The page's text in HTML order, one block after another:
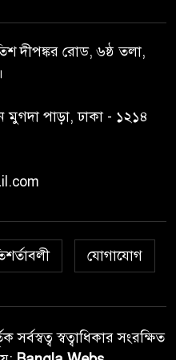
পর্যায়ে, দ্রুত চার্জশিট
মধ্যে ঢাকাসহ ১০ অঞ্চলে
পূর্বাভাস
সঙ্গে দেখা করে স্বপ্নপূরণ
রাষ্ট্রপতি নির্বাচন,
দীপঙ্কর রোড, ৬ষ্ঠ তলা,
মুগদা পাড়া, ঢাকা - ১২১৪
যোগাযোগ
স্বত্বাধিকার সংরক্ষিত